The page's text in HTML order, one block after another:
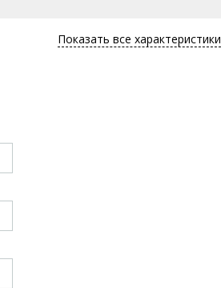
Показать все характеристики